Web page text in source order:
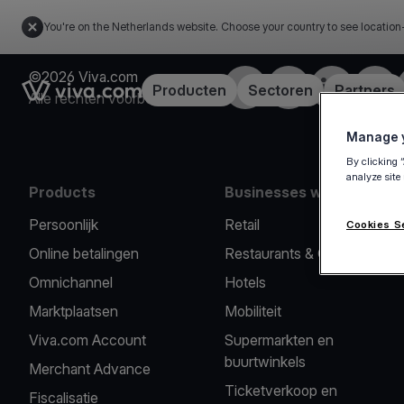
You're on the Netherlands website. Choose your country to see
Link to the homepageProducten Sectoren Partners
©2026 Viva.com
Alle rechten voorbehouden
FacebookTwitterLinkedIn
Products
Persoonlijk
Online betalingen
Omnichannel
Marktplaatsen
Viva.com Account
Merchant Advance
Fiscalisatie
Businesses we serve
Retail
Restaurants & Cafés
Hotels
Mobiliteit
Supermarkten en
buurtwinkels
Ticketverkoop en
Manage
By clicking
analyze
Cookies